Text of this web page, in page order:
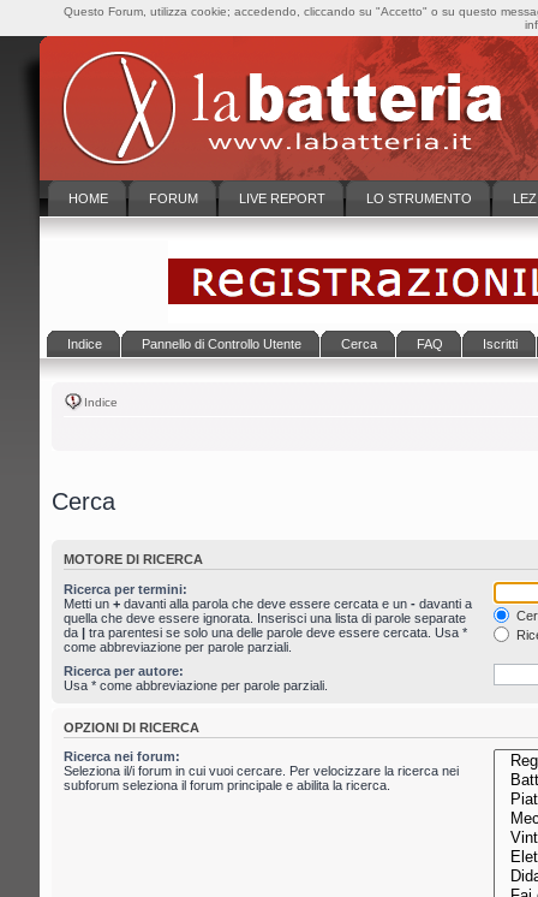
HOME FORUM LIVE REPORT LO STRUMENTO
Indice Pannello di Controllo Utente Cerca FAQ Iscritti
Indice
Cerca
MOTORE DI RICERCA
Ricerca per termini:
Metti un + davanti alla parola che deve essere cercata e un - davanti a
quella che deve essere ignorata. Inserisci una lista di parole separate
da | tra parentesi se solo una delle parole deve essere cercata. Usa *
come abbreviazione per parole parziali.
Ricerca per autore:
Usa * come abbreviazione per parole parziali.
OPZIONI DI RICERCA
Ricerca nei forum:
Seleziona il/i forum in cui vuoi cercare. Per velocizzare la ricerca nei
subforum seleziona il forum principale e abilita la ricerca.
Questo Forum, utilizza cookie; accedendo, cliccando su "Accetto" o su questo